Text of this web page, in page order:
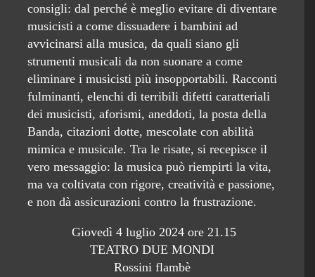
consigli: dal perché è meglio evitare di diventare
musicisti a come dissuadere i bambini ad
avvicinarsi alla musica, da quali siano gli
strumenti musicali da non suonare a come
eliminare i musicisti più insopportabili. Racconti
fulminanti, elenchi di terribili difetti caratteriali
dei musicisti, aforismi, aneddoti, la posta della
Banda, citazioni dotte, mescolate con abilità
mimica e musicale. Tra le risate, si recepisce il
vero messaggio: la musica può riempirti la vita,
ma va coltivata con rigore, creatività e passione,
e non dà assicurazioni contro la frustrazione.
Giovedì 4 luglio 2024 ore 21.15
TEATRO DUE MONDI
Rossini flambè